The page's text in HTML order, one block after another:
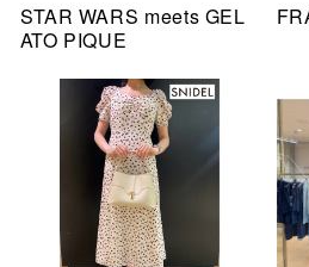
STAR WARS meets GEL
ATO PIQUE